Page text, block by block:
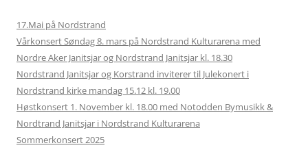
17.Mai på Nordstrand
Vårkonsert Søndag 8. mars på Nordstrand Kulturarena med
Nordre Aker Janitsjar og Nordstrand Janitsjar kl. 18.30
Nordstrand Janitsjar og Korstrand inviterer til Julekonert i
Nordstrand kirke mandag 15.12 kl. 19.00
Høstkonsert 1. November kl. 18.00 med Notodden Bymusikk &
Nordtrand Janitsjar i Nordstrand Kulturarena
Sommerkonsert 2025